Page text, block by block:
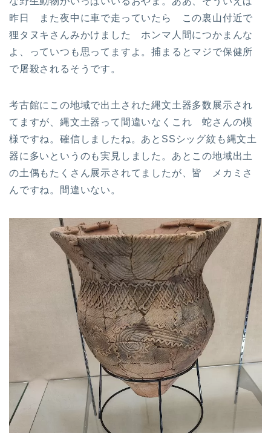
昨日 また夜中に車で走っていたら この裏山付近で
狸タヌキさんみかけました ホンマ人間につかまんな
よ、っていつも思ってますよ。捕まるとマジで保健所
で屠殺されるそうです。
考古館にこの地域で出土された縄文土器多数展示され
てますが、縄文土器って間違いなくこれ 蛇さんの模
様ですね。確信しましたね。あとSSシッグ紋も縄文土
器に多いというのも実見しました。あとこの地域出土
の土偶もたくさん展示されてましたが、皆 メカミさ
んですね。間違いない。